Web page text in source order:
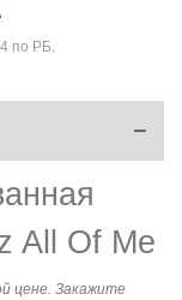
по РБ.
All Of Me
цене. Закажите